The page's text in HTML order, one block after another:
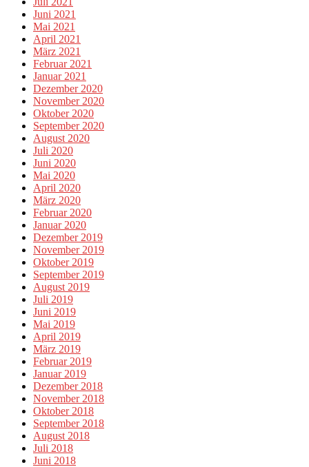
Juni 2021
Mai 2021
April 2021
März 2021
Februar 2021
Januar 2021
Dezember 2020
November 2020
Oktober 2020
September 2020
August 2020
Juli 2020
Juni 2020
Mai 2020
April 2020
März 2020
Februar 2020
Januar 2020
Dezember 2019
November 2019
Oktober 2019
September 2019
August 2019
Juli 2019
Juni 2019
Mai 2019
April 2019
März 2019
Februar 2019
Januar 2019
Dezember 2018
November 2018
Oktober 2018
September 2018
August 2018
Juli 2018
Juni 2018